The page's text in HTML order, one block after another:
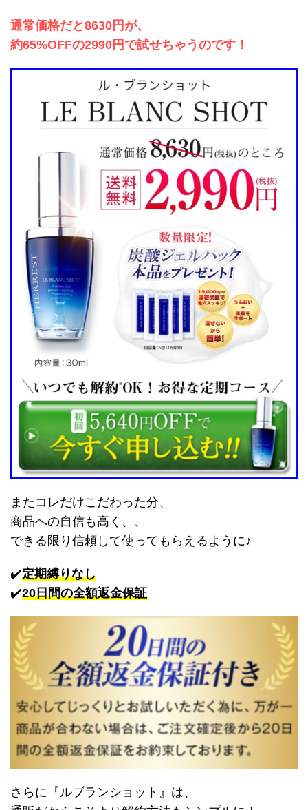
通常価格だと8630円が、
約65%OFFの2990円で試せちゃうのです！
またコレだけこだわった分、
商品への自信も高く、、
できる限り信頼して使ってもらえるように♪
✔️定期縛りなし
✔️20日間の全額返金保証
さらに『ルブランショット』は、